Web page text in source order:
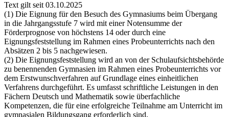
Text gilt seit 03.10.2025
(1) Die Eignung für den Besuch des Gymnasiums beim Übergang
in die Jahrgangsstufe 7 wird mit einer Notensumme der
Förderprognose von höchstens 14 oder durch eine
Eignungsfeststellung im Rahmen eines Probeunterrichts nach den
Absätzen 2 bis 5 nachgewiesen.
(2) Die Eignungsfeststellung wird an von der Schulaufsichtsbehörde
zu benennenden Gymnasien im Rahmen eines Probeunterrichts vor
dem Erstwunschverfahren auf Grundlage eines einheitlichen
Verfahrens durchgeführt. Es umfasst schriftliche Leistungen in den
Fächern Deutsch und Mathematik sowie überfachliche
Kompetenzen, die für eine erfolgreiche Teilnahme am Unterricht im
gymnasialen Bildungsgang erforderlich sind.